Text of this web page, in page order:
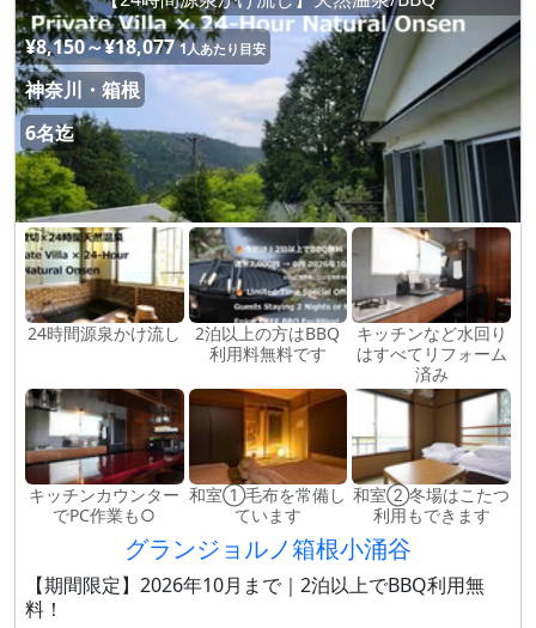
¥8,150～¥18,077 1人あたり目安
神奈川・箱根
6名迄
24時間源泉かけ流し
2泊以上の方はBBQ
利用料無料です
キッチンなど水回り
はすべてリフォーム
済み
キッチンカウンター
でPC作業も○
和室①毛布を常備し
ています
和室②冬場はこたつ
利用もできます
グランジョルノ箱根小涌谷
【期間限定】2026年10月まで｜2泊以上でBBQ利用無
料！